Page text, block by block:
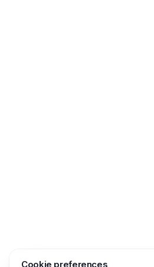
Cookie preferences